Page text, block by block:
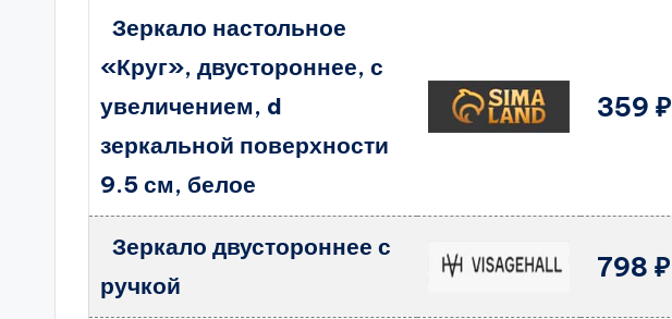
Зеркало настольное
«Круг», двустороннее, с
увеличением, d
зеркальной поверхности
9.5 см, белое
359 ₽
Зеркало двустороннее с
ручкой
798 ₽